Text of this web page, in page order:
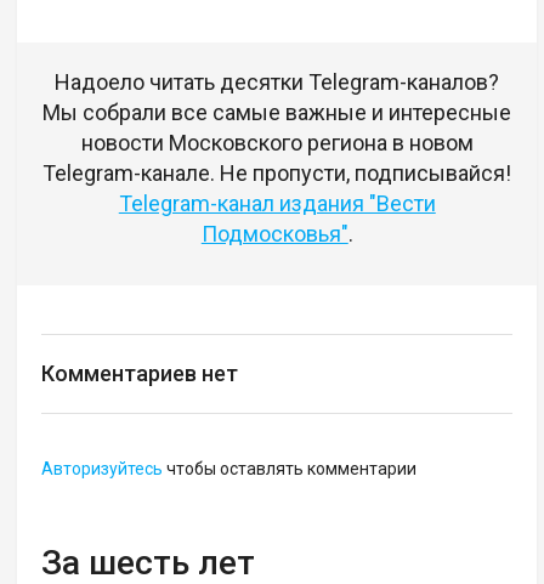
Надоело читать десятки Telegram-каналов?
Мы собрали все самые важные и интересные
новости Московского региона в новом
Telegram-канале. Не пропусти, подписывайся!
Telegram-канал издания "Вести
Подмосковья".
Комментариев нет
Авторизуйтесь чтобы оставлять комментарии
За шесть лет